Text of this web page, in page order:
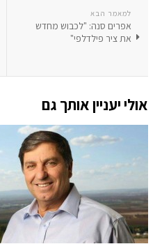
למאמר הבא
אפרים סנה: "לכבוש מחדש
את ציר פילדלפי"
אולי יעניין אותך גם